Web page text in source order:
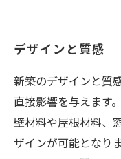
デザインと質感
新築のデザインと質
直接影響を与えます
壁材料や屋根材料、
ザインが可能となり